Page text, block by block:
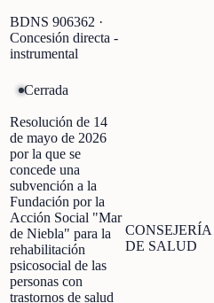
BDNS 906362 ·
Concesión directa -
instrumental
Cerrada
Resolución de 14
de mayo de 2026
por la que se
concede una
subvención a la
Fundación por la
Acción Social "Mar
de Niebla" para la
rehabilitación
psicosocial de las
personas con
trastornos de salud
CONSEJERÍA
DE SALUD